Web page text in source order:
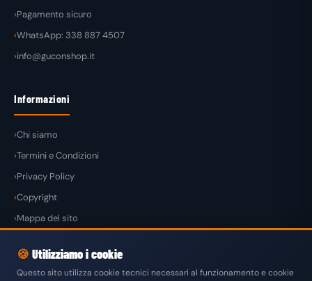
Pagamento sicuro
WhatsApp: 338 887 4507
info@guconshop.it
Informazioni
Chi siamo
Termini e Condizioni
Privacy Policy
Copyright
Mappa del sito
🍪 Utilizziamo i cookie
Questo sito utilizza cookie tecnici necessari al funzionamento e cookie